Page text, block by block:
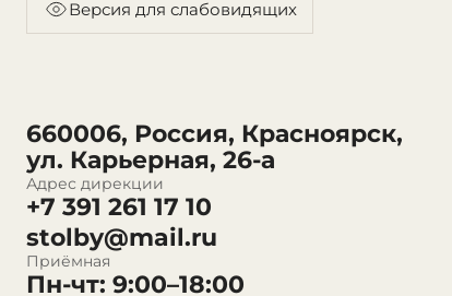
Версия для слабовидящих
660006, Россия, Красноярск,
ул. Карьерная, 26-а
Адрес дирекции
+7 391 261 17 10
stolby@mail.ru
Приёмная
Пн-чт: 9:00–18:00